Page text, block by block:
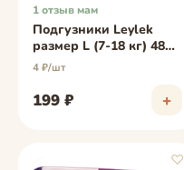
1 отзыв мам
Подгузники Leylеk
размер L (7-18 кг) 48
шт
4 ₽/шт
199 ₽ +
♡